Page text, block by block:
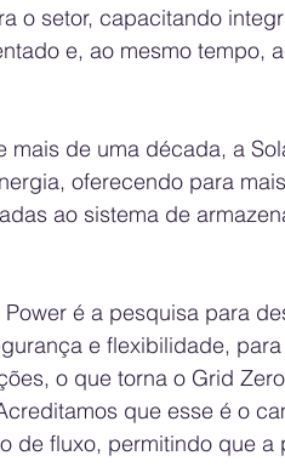
o setor, capacitando
e, ao mesmo tempo,
mais de uma década, a
oferecendo para
ao sistema de
Power é a pesquisa para
e flexibilidade,
o que torna o Grid
que esse é o
de fluxo, permitindo que